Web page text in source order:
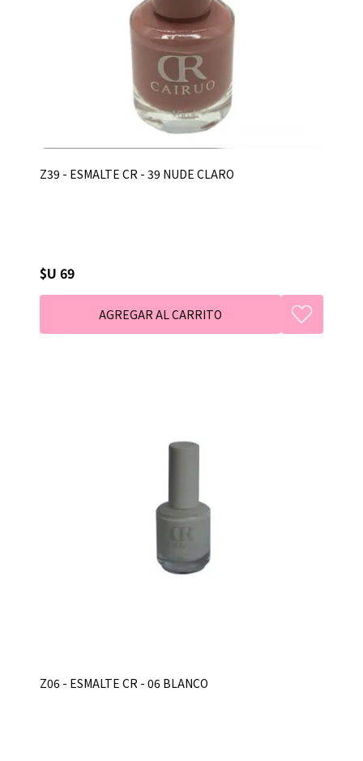
Z39 - ESMALTE CR - 39 NUDE CLARO
$U 69
Z06 - ESMALTE CR - 06 BLANCO